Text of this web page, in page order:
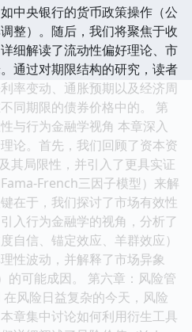
中央银行的货币政策操作（公
整）。随后，我们将聚焦于收
细解读了流动性偏好理论、市
通过对期限结构的研究，读者
率变动、通胀预期以及经济周
同期限的债券价格中的。 第
与行为金融学视角 本章深入
论。首先，我们回顾了资本资
其局限性，并引入了更具实证
French三因子模型）来解
在于，我们探讨了市场有效性
入行为金融学的视角，分析了
自信、锚定效应、羊群效应）
性波动，并解释了市场异象
的可能成因。 第六章：风险管
风险日益复杂的今天，风险
章集中讨论如何利用衍生工具